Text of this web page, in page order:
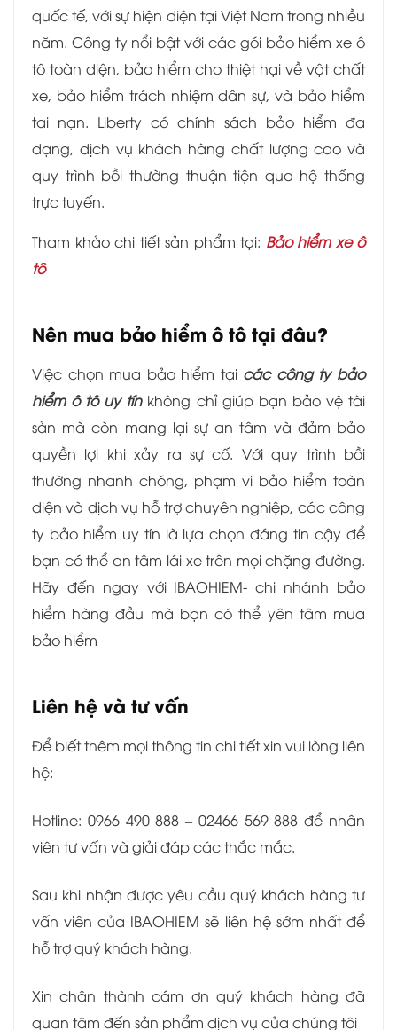
quốc tế, với sự hiện diện tại Việt Nam trong nhiều
năm. Công ty nổi bật với các gói bảo hiểm xe ô
tô toàn diện, bảo hiểm cho thiệt hại về vật chất
xe, bảo hiểm trách nhiệm dân sự, và bảo hiểm
tai nạn. Liberty có chính sách bảo hiểm đa
dạng, dịch vụ khách hàng chất lượng cao và
quy trình bồi thường thuận tiện qua hệ thống
trực tuyến.
Tham khảo chi tiết sản phẩm tại: Bảo hiểm xe ô
tô
Nên mua bảo hiểm ô tô tại đâu?
Việc chọn mua bảo hiểm tạicác công ty bảo
hiểm ô tô uy tín không chỉ giúp bạn bảo vệ tài
sản mà còn mang lại sự an tâm và đảm bảo
quyền lợi khi xảy ra sự cố. Với quy trình bồi
thường nhanh chóng, phạm vi bảo hiểm toàn
diện và dịch vụ hỗ trợ chuyên nghiệp, các công
ty bảo hiểm uy tín là lựa chọn đáng tin cậy để
bạn có thể an tâm lái xe trên mọi chặng đường.
Hãy đến ngay với IBAOHIEM- chi nhánh bảo
hiểm hàng đầu mà bạn có thể yên tâm mua
bảo hiểm
Liên hệ và tư vấn
Để biết thêm mọi thông tin chi tiết xin vui lòng liên
hệ:
Hotline: 0966 490 888 – 02466 569 888 để nhân
viên tư vấn và giải đáp các thắc mắc.
Sau khi nhận được yêu cầu quý khách hàng tư
vấn viên của IBAOHIEM sẽ liên hệ sớm nhất để
hỗ trợ quý khách hàng.
Xin chân thành cám ơn quý khách hàng đã
quan tâm đến sản phẩm dịch vụ của chúng tôi